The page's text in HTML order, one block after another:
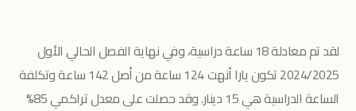
لقد تم معادلة 18 ساعة دراسية، وفي نهاية الفصل الحالي الأول
2024/2025 تكون يارا أنهت 124 ساعة من أصل 142 ساعة وتكلفة
الساعة الدراسية هي 15 دينار. وقد حصلت على معدل تراكمي